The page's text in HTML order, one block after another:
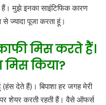
मुझे इनका साइंटिफिक कारण
से ज्यादा पूजा करता हूं।
मिस करते हैं।
किया?
देते हैं)। बिपाशा हर जगह मेरी
शेयर करती रहती हैं। वैसे ऑफर्स